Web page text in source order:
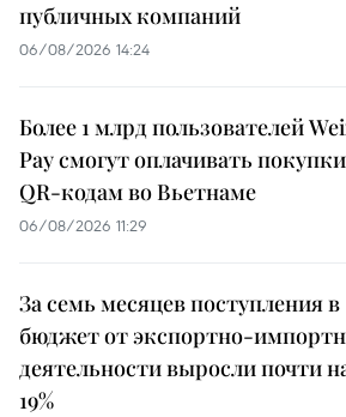
публичных компаний
06/08/2026 14:24
Более 1 млрд пользователей
Pay смогут оплачивать
QR-кодам во Вьетнаме
06/08/2026 11:29
За семь месяцев поступления в
бюджет от экспортно-
деятельности выросли почти
19%